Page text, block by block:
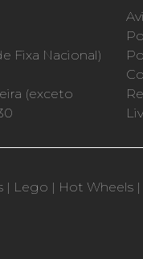
Fixa Nacional)
(exceto
| Lego | Hot Wheels |